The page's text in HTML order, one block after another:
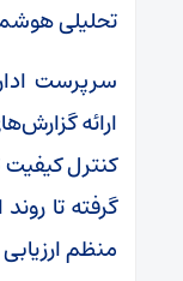
تحلیلی
سرپرست
ارائه
کنترل کیفیت
گرفته تا
منظم